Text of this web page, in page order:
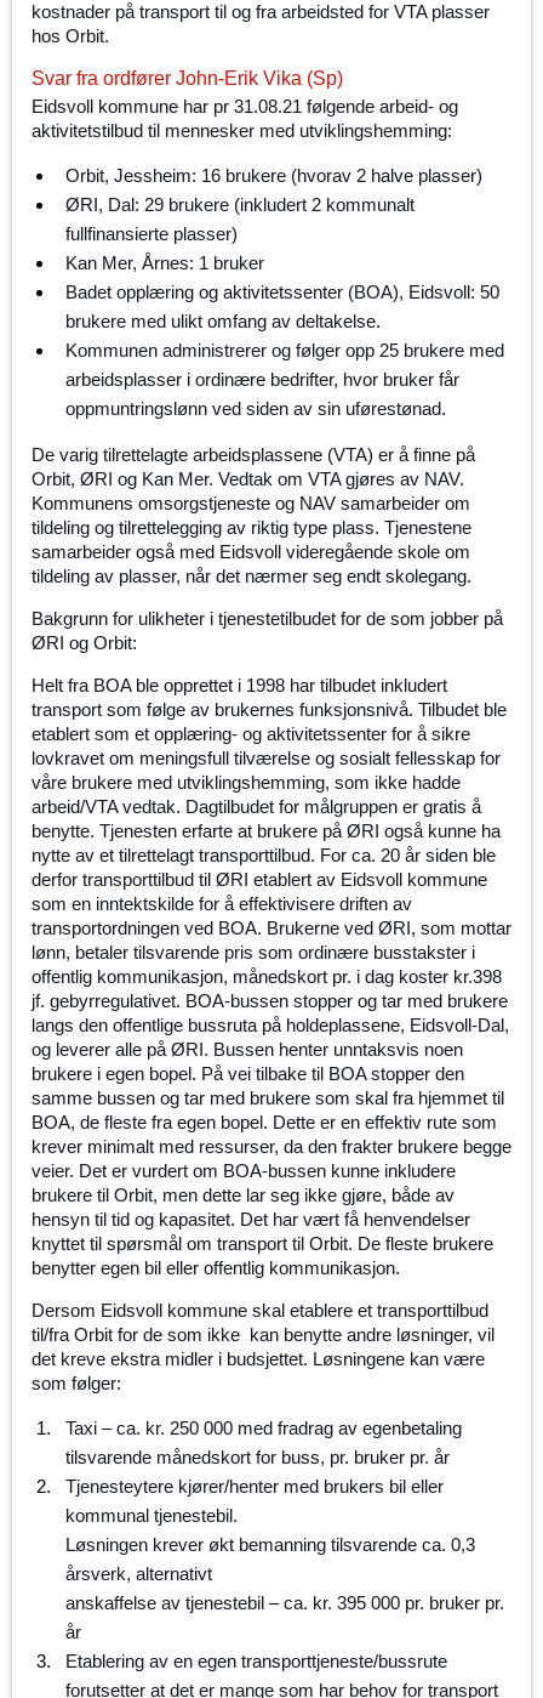
kostnader på transport til og fra arbeidsted for VTA plasser
hos Orbit.
Svar fra ordfører John-Erik Vika (Sp)
Eidsvoll kommune har pr 31.08.21 følgende arbeid- og
aktivitetstilbud til mennesker med utviklingshemming:
Orbit, Jessheim: 16 brukere (hvorav 2 halve plasser)
ØRI, Dal: 29 brukere (inkludert 2 kommunalt
fullfinansierte plasser)
Kan Mer, Årnes: 1 bruker
Badet opplæring og aktivitetssenter (BOA), Eidsvoll: 50
brukere med ulikt omfang av deltakelse.
Kommunen administrerer og følger opp 25 brukere med
arbeidsplasser i ordinære bedrifter, hvor bruker får
oppmuntringslønn ved siden av sin uførestønad.
De varig tilrettelagte arbeidsplassene (VTA) er å finne på
Orbit, ØRI og Kan Mer. Vedtak om VTA gjøres av NAV.
Kommunens omsorgstjeneste og NAV samarbeider om
tildeling og tilrettelegging av riktig type plass. Tjenestene
samarbeider også med Eidsvoll videregående skole om
tildeling av plasser, når det nærmer seg endt skolegang.
Bakgrunn for ulikheter i tjenestetilbudet for de som jobber på
ØRI og Orbit:
Helt fra BOA ble opprettet i 1998 har tilbudet inkludert
transport som følge av brukernes funksjonsnivå. Tilbudet ble
etablert som et opplæring- og aktivitetssenter for å sikre
lovkravet om meningsfull tilværelse og sosialt fellesskap for
våre brukere med utviklingshemming, som ikke hadde
arbeid/VTA vedtak. Dagtilbudet for målgruppen er gratis å
benytte. Tjenesten erfarte at brukere på ØRI også kunne ha
nytte av et tilrettelagt transporttilbud. For ca. 20 år siden ble
derfor transporttilbud til ØRI etablert av Eidsvoll kommune
som en inntektskilde for å effektivisere driften av
transportordningen ved BOA. Brukerne ved ØRI, som mottar
lønn, betaler tilsvarende pris som ordinære busstakster i
offentlig kommunikasjon, månedskort pr. i dag koster kr.398
jf. gebyrregulativet. BOA-bussen stopper og tar med brukere
langs den offentlige bussruta på holdeplassene, Eidsvoll-Dal,
og leverer alle på ØRI. Bussen henter unntaksvis noen
brukere i egen bopel. På vei tilbake til BOA stopper den
samme bussen og tar med brukere som skal fra hjemmet til
BOA, de fleste fra egen bopel. Dette er en effektiv rute som
krever minimalt med ressurser, da den frakter brukere begge
veier. Det er vurdert om BOA-bussen kunne inkludere
brukere til Orbit, men dette lar seg ikke gjøre, både av
hensyn til tid og kapasitet. Det har vært få henvendelser
knyttet til spørsmål om transport til Orbit. De fleste brukere
benytter egen bil eller offentlig kommunikasjon.
Dersom Eidsvoll kommune skal etablere et transporttilbud
til/fra Orbit for de som ikke kan benytte andre løsninger, vil
det kreve ekstra midler i budsjettet. Løsningene kan være
som følger:
Taxi – ca. kr. 250 000 med fradrag av egenbetaling
tilsvarende månedskort for buss, pr. bruker pr. år
Tjenesteytere kjører/henter med brukers bil eller
kommunal tjenestebil.
Løsningen krever økt bemanning tilsvarende ca. 0,3
årsverk, alternativt
anskaffelse av tjenestebil – ca. kr. 395 000 pr. bruker pr.
år
Etablering av en egen transporttjeneste/bussrute
forutsetter at det er mange som har behov for transport